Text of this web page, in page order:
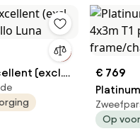
Luna
€ 769
4x3m
frame/
Op